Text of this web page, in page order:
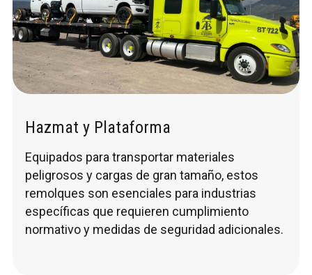
Hazmat y Plataforma
Equipados para transportar materiales
peligrosos y cargas de gran tamaño, estos
remolques son esenciales para industrias
específicas que requieren cumplimiento
normativo y medidas de seguridad adicionales.